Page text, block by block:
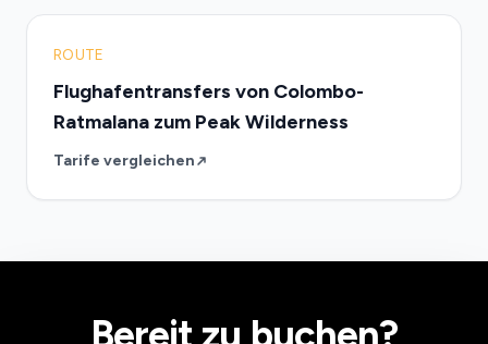
ROUTE
Flughafentransfers von Colombo-
Ratmalana zum Peak Wilderness
Tarife vergleichen